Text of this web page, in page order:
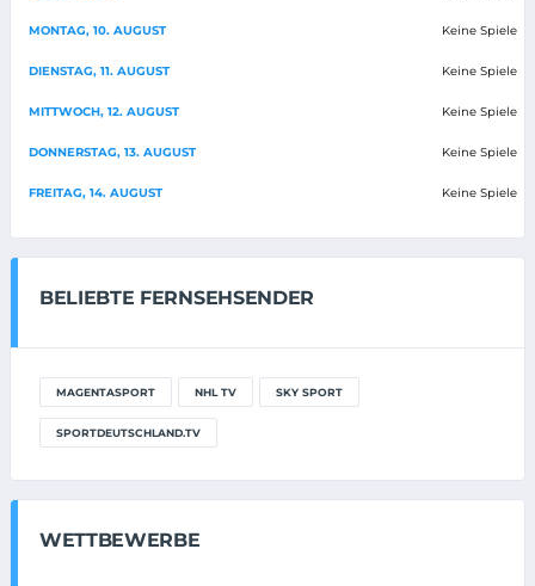
MONTAG, 10. AUGUST Keine Spiele
DIENSTAG, 11. AUGUST Keine Spiele
MITTWOCH, 12. AUGUST Keine Spiele
DONNERSTAG, 13. AUGUST Keine Spiele
FREITAG, 14. AUGUST Keine Spiele
BELIEBTE FERNSEHSENDER
MAGENTASPORT NHL TV SKY SPORT
SPORTDEUTSCHLAND.TV
WETTBEWERBE